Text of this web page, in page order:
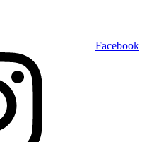
Facebook